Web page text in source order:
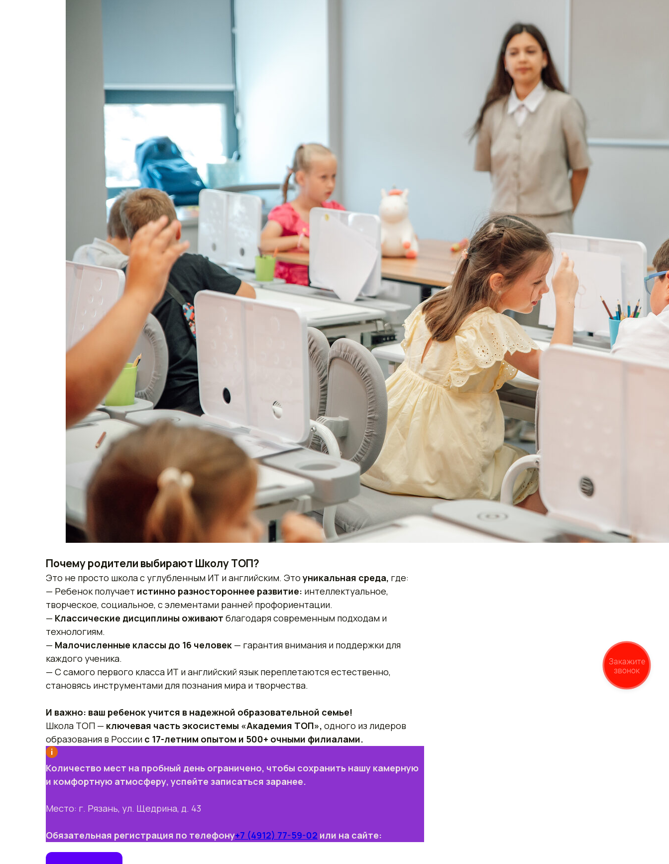
Почему родители выбирают Школу ТОП?
Это не просто школа с углубленным ИТ и английским. Это уникальная среда, где:
— Ребенок получает истинно разностороннее развитие: интеллектуальное,
творческое, социальное, с элементами ранней профориентации.
— Классические дисциплины оживают благодаря современным подходам и
технологиям.
— Малочисленные классы до 16 человек — гарантия внимания и поддержки для
каждого ученика.
— С самого первого класса ИТ и английский язык переплетаются естественно,
становясь инструментами для познания мира и творчества.
И важно: ваш ребенок учится в надежной образовательной семье!
Школа ТОП — ключевая часть экосистемы «Академия ТОП», одного из лидеров
образования в России с 17-летним опытом и 500+ очными филиалами.
Количество мест на пробный день ограничено, чтобы сохранить нашу камерную
и комфортную атмосферу, успейте записаться заранее.
Место: г. Рязань, ул. Щедрина, д. 43
Обязательная регистрация по телефону+7 (4912) 77-59-02 или на сайте:
Закажите
звонок